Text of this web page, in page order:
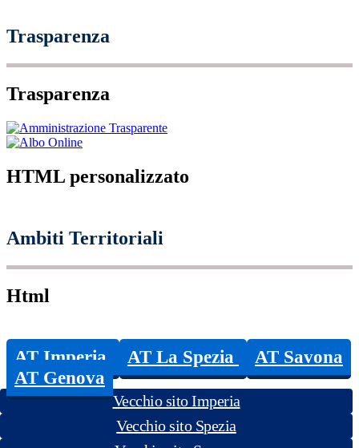
Trasparenza
Trasparenza
HTML personalizzato
Ambiti Territoriali
Html
AT Imperia AT La Spezia
AT Savona
AT Genova
Vecchio sito Imperia
Vecchio sito Spezia